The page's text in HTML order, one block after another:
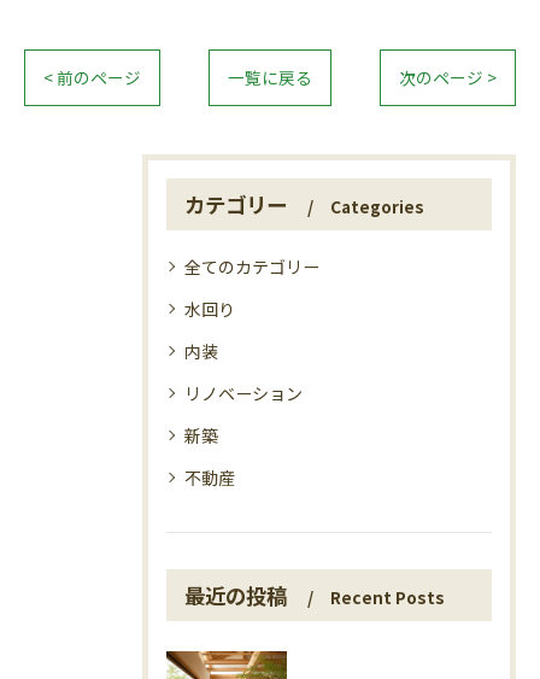
< 前のページ 一覧に戻る 次のページ >
カテゴリー Categories
全てのカテゴリー
水回り
内装
リノベーション
新築
不動産
最近の投稿 Recent Posts